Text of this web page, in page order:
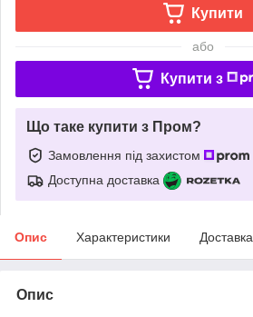
Купити
або
Купити з
Що таке купити з Пром?
Замовлення під захистом
Доступна доставка
Опис Характеристики Доставка
Опис